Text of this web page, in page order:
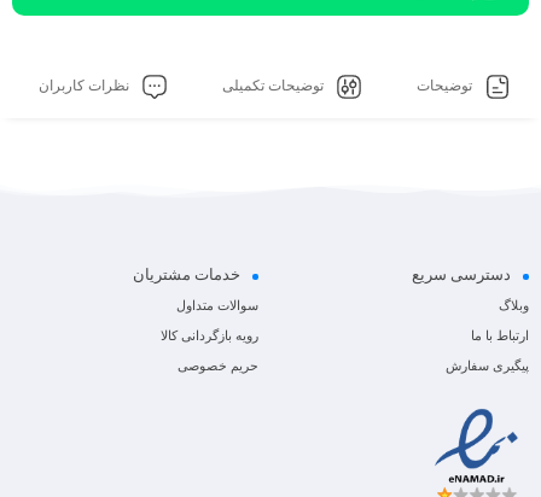
توضیحات توضیحات تکمیلی نظرات کاربران
دسترسی سریع
وبلاگ
ارتباط با ما
پیگیری سفارش
خدمات مشتریان
سوالات متداول
رویه بازگردانی کالا
حریم خصوصی